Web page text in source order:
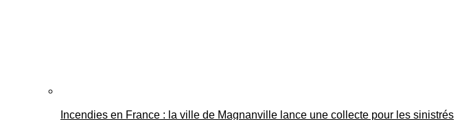
Incendies en France : la ville de Magnanville lance une collecte pour les sinistrés